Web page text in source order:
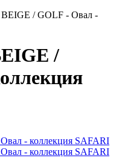
BEIGE / GOLF - Овал -
/